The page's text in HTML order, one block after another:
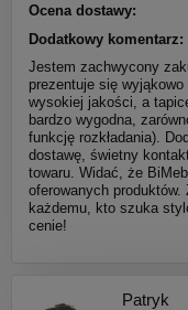
Ocena dostawy:
Dodatkowy komentarz:
Jestem zachwycony
prezentuje się
wysokiej jakości, a
bardzo wygodna,
funkcję rozkładania).
dostawę, świetny
towaru. Widać, że
oferowanych
każdemu, kto szuka
cenie!
Patryk